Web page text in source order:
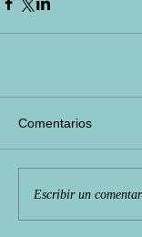
Comentarios
Escribir un